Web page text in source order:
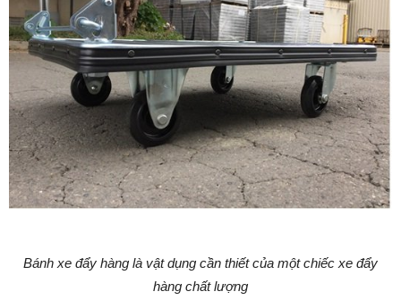
Bánh xe đẩy hàng là vật dụng cần thiết của một chiếc xe đẩy
hàng chất lượng